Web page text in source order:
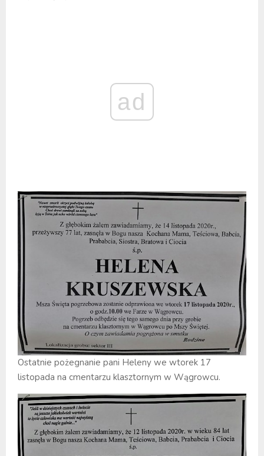
ad
Ostatnie pożegnanie pani Heleny we wtorek 17
listopada na cmentarzu klasztornym w Wągrowcu.